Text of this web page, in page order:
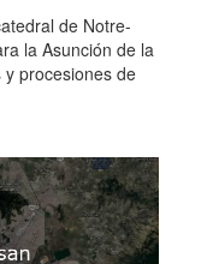
de Notre-
la Asunción de la
procesiones de